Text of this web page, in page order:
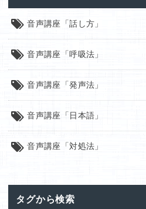
音声講座「話し方」
音声講座「呼吸法」
音声講座「発声法」
音声講座「日本語」
音声講座「対処法」
タグから検索